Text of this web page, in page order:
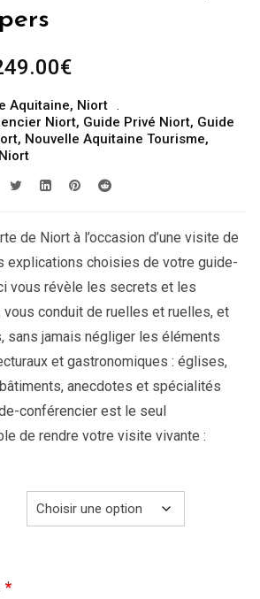
€Plage
prix :
199.00€
249.00€
Aquitaine, Niort
Niort, Guide Privé Niort, Guide
, Nouvelle Aquitaine Tourisme,
de Niort à l’occasion d’une visite de
explications choisies de votre guide-
vous révèle les secrets et les
conduit de ruelles et ruelles, et
sans jamais négliger les éléments
et gastronomiques : églises,
anecdotes et spécialités
conférencier est le seul
de rendre votre visite vivante :
*